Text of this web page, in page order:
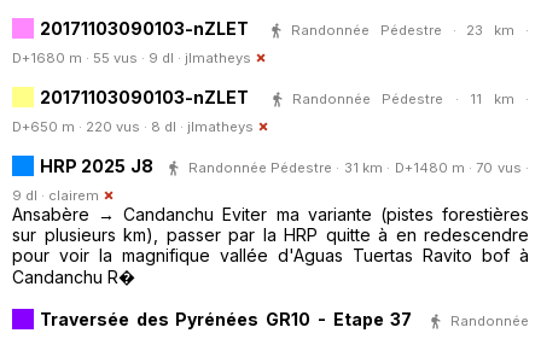
20171103090103-nZLET
Randonnée Pédestre · 23 km ·
D+1680 m · 55 vus · 9 dl · jlmatheys
20171103090103-nZLET
Randonnée Pédestre · 11 km ·
D+650 m · 220 vus · 8 dl · jlmatheys
HRP 2025 J8
Randonnée Pédestre · 31 km · D+1480 m · 70 vus ·
9 dl · clairem
Ansabère → Candanchu Eviter ma variante (pistes forestières
sur plusieurs km), passer par la HRP quitte à en redescendre
pour voir la magnifique vallée d'Aguas Tuertas Ravito bof à
Candanchu R�
Traversée des Pyrénées GR10 - Etape 37
Randonnée